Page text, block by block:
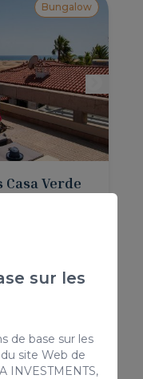
Bungalow
Verde
la même
avec
depuis le
jusqu'à 3
sur les
de base sur les
site Web de
INVESTMENTS,